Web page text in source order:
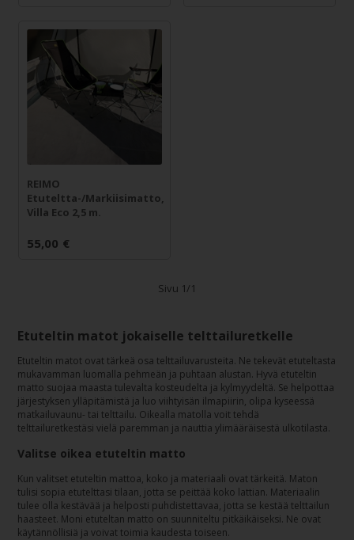
REIMO
Etuteltta-/Markiisimatto,
Villa Eco 2,5 m.
55,00 €
Sivu 1/1
Etuteltin matot jokaiselle telttailuretkelle
Etuteltin matot ovat tärkeä osa telttailuvarusteita. Ne tekevät etuteltasta
mukavamman luomalla pehmeän ja puhtaan alustan. Hyvä etuteltin
matto suojaa maasta tulevalta kosteudelta ja kylmyydeltä. Se helpottaa
järjestyksen ylläpitämistä ja luo viihtyisän ilmapiirin, olipa kyseessä
matkailuvaunu- tai telttailu. Oikealla matolla voit tehdä
telttailuretkestäsi vielä paremman ja nauttia ylimääräisestä ulkotilasta.
Valitse oikea etuteltin matto
Kun valitset etuteltin mattoa, koko ja materiaali ovat tärkeitä. Maton
tulisi sopia etutelttasi tilaan, jotta se peittää koko lattian. Materiaalin
tulee olla kestävää ja helposti puhdistettavaa, jotta se kestää telttailun
haasteet. Moni etuteltan matto on suunniteltu pitkäikäiseksi. Ne ovat
käytännöllisiä ja voivat toimia kaudesta toiseen.